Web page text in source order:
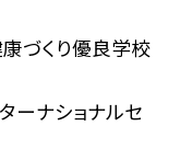
づくり優良学校
ーナショナルセ